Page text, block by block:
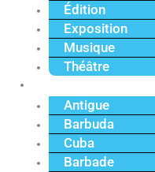
Édition
Exposition
Musique
Théâtre
Antigue
Barbuda
Cuba
Barbade